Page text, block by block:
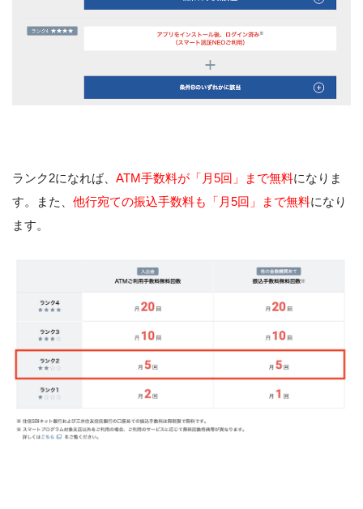
ランク2になれば、 ATM手数料が「月5回」まで無料になりま
す。また、 他行宛ての振込手数料も「月5回」まで無料になり
ます。